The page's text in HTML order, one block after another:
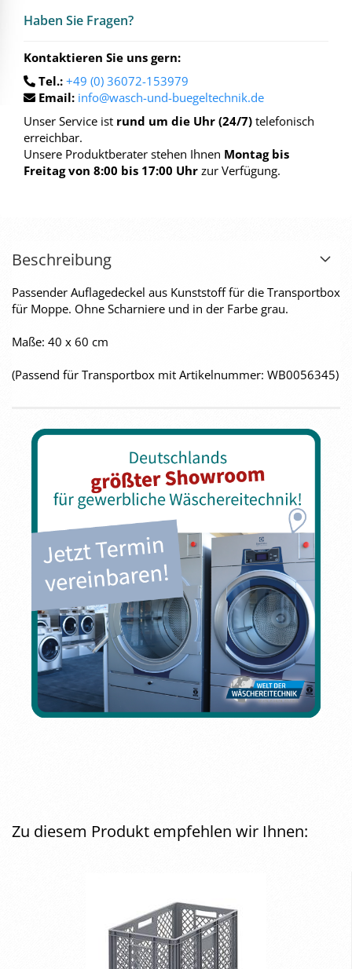
Haben Sie Fra­gen?
Kontaktieren Sie uns gern:
Tel.: +49 (0) 36072-153979
Email: info@wasch-und-buegeltechnik.de
Unser Service ist rund um die Uhr (24/7) telefonisch
erreichbar.
Unsere Produktberater stehen Ihnen Montag bis
Freitag von 8:00 bis 17:00 Uhr zur Verfügung.
Beschreibung
Passender Auflagedeckel aus Kunststoff für die Transportbox
für Moppe. Ohne Scharniere und in der Farbe grau.
Maße: 40 x 60 cm
(Passend für Transportbox mit Artikelnummer: WB0056345)
Zu diesem Produkt empfehlen wir Ihnen: